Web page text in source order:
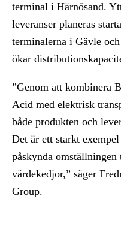
terminal i Härnösand.
leveranser planeras
terminalerna i Gävle
ökar
”Genom att kombinera
Acid med elektrisk
både produkten och
Det är ett starkt
påskynda
värdekedjor,” säger
Group.